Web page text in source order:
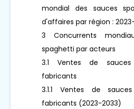
mondial des sauces
d'affaires par région :
3 Concurrents
spaghetti par acteurs
3.1 Ventes de
fabricants
3.1.1 Ventes de
fabricants (2023-2033)